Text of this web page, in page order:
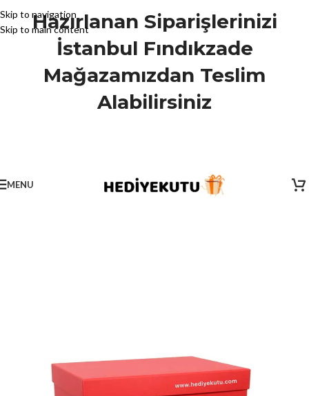
Skip to navigation
Skip to main content
Hazırlanan Siparişlerinizi
İstanbul Fındıkzade
Mağazamızdan Teslim
Alabilirsiniz
MENU